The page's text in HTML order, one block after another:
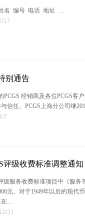
名 编号 电话 地址 …
17
别通告
PCGS 经销商及各位PCGS客
信任。PCGS上海分公司继
7
评级收费标准调整通知
级服务收费标准项目中《服
元。对于1949年以后的现代
在…
31